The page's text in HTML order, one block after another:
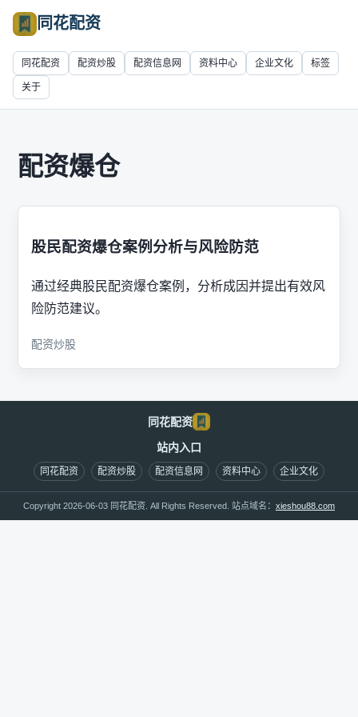
同花配资
同花配资 配资炒股 配资信息网 资料中心 企业文化 标签
关于
配资爆仓
股民配资爆仓案例分析与风险防范
通过经典股民配资爆仓案例，分析成因并提出有效风
险防范建议。
配资炒股
同花配资
站内入口
同花配资 配资炒股 配资信息网 资料中心 企业文化
Copyright 2026-06-03 同花配资. All Rights Reserved. 站点域名： xieshou88.com